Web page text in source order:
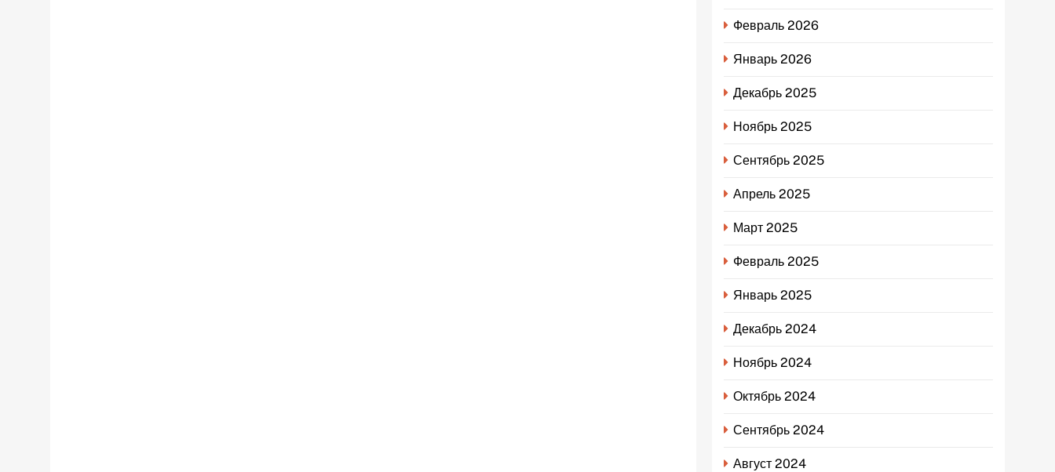
Февраль 2026
Январь 2026
Декабрь 2025
Ноябрь 2025
Сентябрь 2025
Апрель 2025
Март 2025
Февраль 2025
Январь 2025
Декабрь 2024
Ноябрь 2024
Октябрь 2024
Сентябрь 2024
Август 2024